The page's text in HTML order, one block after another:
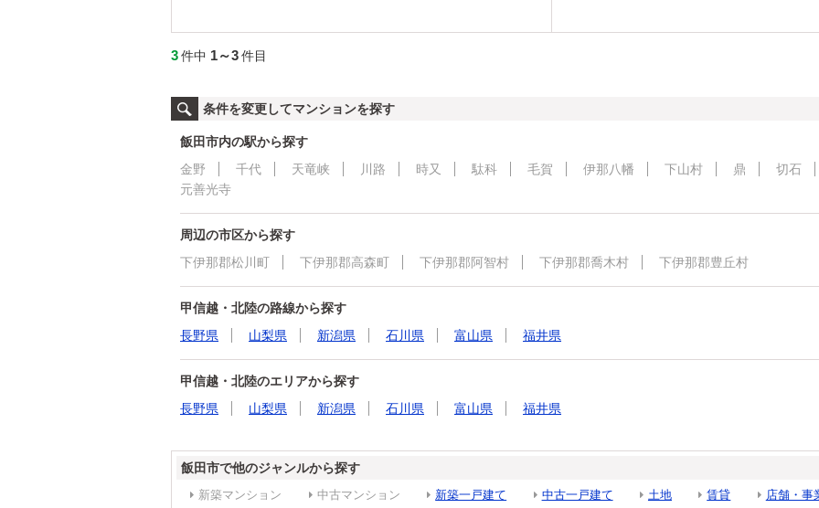
3件中 1～3件目
条件を変更してマンションを探す
飯田市内の駅から探す
金野
千代 天竜峡 川路 時又 駄科 毛賀 伊那八幡 下山村 鼎 切石
元善光寺
周辺の市区から探す
下伊那郡松川町
下伊那郡高森町 下伊那郡阿智村 下伊那郡喬木村 下伊那郡豊丘村
甲信越・北陸の路線から探す
長野県
山梨県 新潟県 石川県 富山県 福井県
甲信越・北陸のエリアから探す
長野県
山梨県 新潟県 石川県 富山県 福井県
飯田市で他のジャンルから探す
新築マンション 中古マンション 新築一戸建て 中古一戸建て 土地 賃貸 店舗・事